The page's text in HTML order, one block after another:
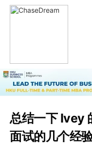
总结一下 Ivey
面试的几个经